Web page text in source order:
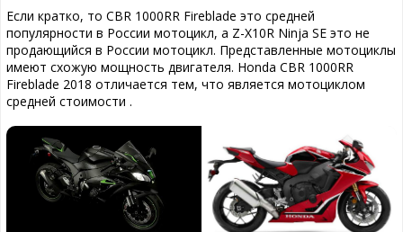
Если кратко, то CBR 1000RR Fireblade это средней
популярности в России мотоцикл, а Z-X10R Ninja SE это не
продающийся в России мотоцикл. Представленные мотоциклы
имеют схожую мощность двигателя. Honda CBR 1000RR
Fireblade 2018 отличается тем, что является мотоциклом
средней стоимости .